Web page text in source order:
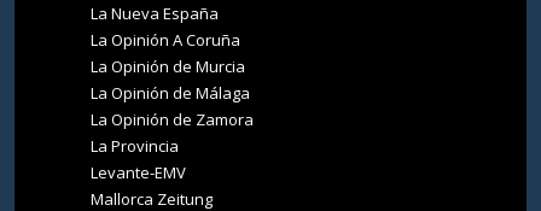
La Nueva España
La Opinión A Coruña
La Opinión de Murcia
La Opinión de Málaga
La Opinión de Zamora
La Provincia
Levante-EMV
Mallorca Zeitung